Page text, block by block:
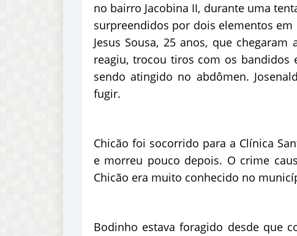
no bairro Jacobina II, durante uma
surpreendidos por dois elementos
Jesus Sousa, 25 anos, que
reagiu, trocou tiros com os
sendo atingido no abdômen.
fugir.
Chicão foi socorrido para a Clínica
e morreu pouco depois. O crime
Chicão era muito conhecido no
Bodinho estava foragido desde que